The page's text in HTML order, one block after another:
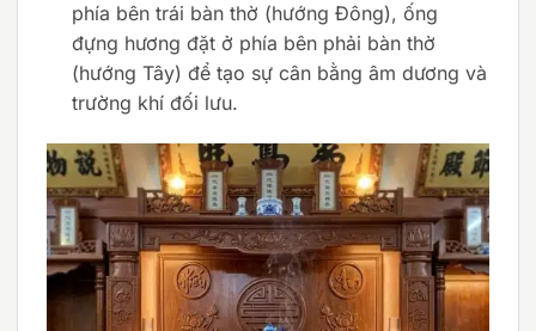
phía bên trái bàn thờ (hướng Đông), ống
đựng hương đặt ở phía bên phải bàn thờ
(hướng Tây) để tạo sự cân bằng âm dương và
trường khí đối lưu.